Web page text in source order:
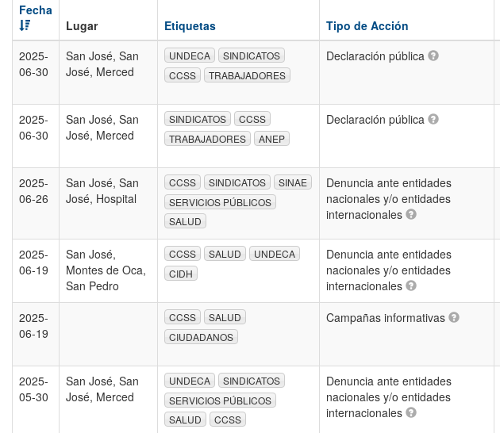
Fecha
Lugar
Etiquetas Tipo de Acción
2025-
06-30
San José, San
José, Merced
UNDECA
SINDICATOS
CCSS
TRABAJADORES
Declaración pública
2025-
06-30
San José, San
José, Merced
SINDICATOS
CCSS
TRABAJADORES
ANEP
Declaración pública
2025-
06-26
San José, San
José, Hospital
CCSS SINDICATOS
SINAE
SERVICIOS PÚBLICOS
SALUD
Denuncia ante entidades
nacionales y/o entidades
internacionales
2025-
06-19
San José,
Montes de Oca,
San Pedro
CCSS SALUD
UNDECA
CIDH
Denuncia ante entidades
nacionales y/o entidades
internacionales
2025-
06-19
CCSS
SALUD
CIUDADANOS
Campañas informativas
2025-
05-30
San José, San
José, Merced
UNDECA
SINDICATOS
SERVICIOS PÚBLICOS
SALUD
CCSS
Denuncia ante entidades
nacionales y/o entidades
internacionales